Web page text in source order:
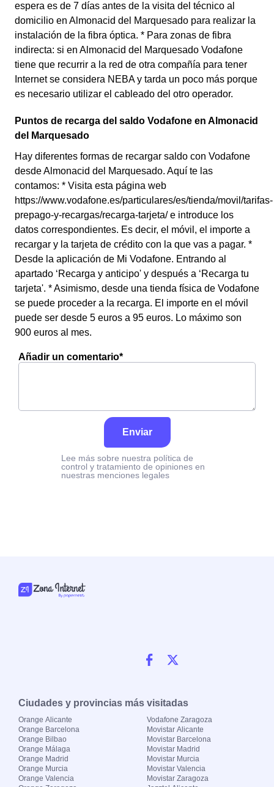
espera es de 7 días antes de la visita del técnico al
domicilio en Almonacid del Marquesado para realizar la
instalación de la fibra óptica. * Para zonas de fibra
indirecta: si en Almonacid del Marquesado Vodafone
tiene que recurrir a la red de otra compañía para tener
Internet se considera NEBA y tarda un poco más porque
es necesario utilizar el cableado del otro operador.
Puntos de recarga del saldo Vodafone en Almonacid
del Marquesado
Hay diferentes formas de recargar saldo con Vodafone
desde Almonacid del Marquesado. Aquí te las
contamos: * Visita esta página web
https://www.vodafone.es/particulares/es/tienda/movil/tarifas-
prepago-y-recargas/recarga-tarjeta/ e introduce los
datos correspondientes. Es decir, el móvil, el importe a
recargar y la tarjeta de crédito con la que vas a pagar. *
Desde la aplicación de Mi Vodafone. Entrando al
apartado ‘Recarga y anticipo' y después a ‘Recarga tu
tarjeta'. * Asimismo, desde una tienda física de Vodafone
se puede proceder a la recarga. El importe en el móvil
puede ser desde 5 euros a 95 euros. Lo máximo son
900 euros al mes.
Añadir un comentario*
Enviar
Lee más sobre nuestra política de
control y tratamiento de opiniones en
nuestras menciones legales
Ciudades y provincias más visitadas
Orange Alicante
Orange Barcelona
Orange Bilbao
Orange Málaga
Orange Madrid
Orange Murcia
Orange Valencia
Vodafone Zaragoza
Movistar Alicante
Movistar Barcelona
Movistar Madrid
Movistar Murcia
Movistar Valencia
Movistar Zaragoza